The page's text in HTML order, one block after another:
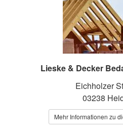
Lieske & Decker
Eichholzer
03238
Mehr Informationen zu